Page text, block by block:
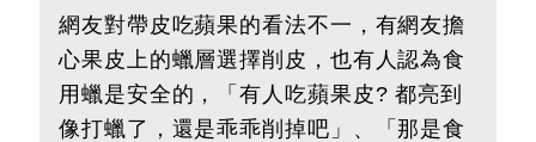
網友對帶皮吃蘋果的看法不一，有網友擔
心果皮上的蠟層選擇削皮，也有人認為食
用蠟是安全的，「有人吃蘋果皮? 都亮到
像打蠟了，還是乖乖削掉吧」、「那是食